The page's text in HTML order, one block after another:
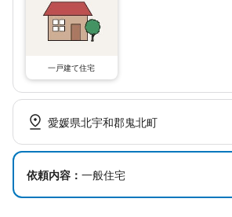
一戸建て住宅
愛媛県北宇和郡鬼北町
依頼内容： 一般住宅